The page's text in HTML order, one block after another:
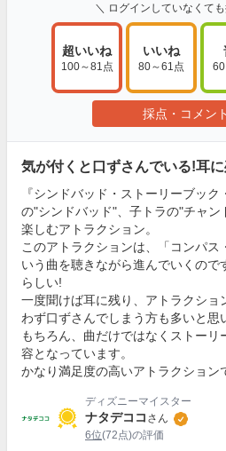
＼ ログインしていなくて
超いいね
100～81点
いいね
80～61点
採点・コメン
気が付くと口ずさんでいる!耳
『シンドバッド・ストーリーブッ
の"シンドバッド"、子トラの"チャン
楽しむアトラクション。
このアトラクションは、「コンパス
いう曲を聴きながら進んでいくので
らしい!
一度聞けば耳に残り、アトラクショ
わず口ずさんでしまう方も多いと思
もちろん、曲だけではなくストーリ
容となっています。
かなり満足度の高いアトラクション
ディズニーマイスター
ナタデココ さん
6位(72点)の評価